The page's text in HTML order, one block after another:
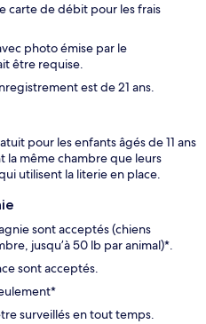
carte de débit pour les frais
photo émise par le
être requise.
est de 21 ans.
pour les enfants âgés de 11 ans
la même chambre que leurs
utilisent la literie en place.
sont acceptés (chiens
jusqu’à 50 lb par animal)*.
sont acceptés.
surveillés en tout temps.